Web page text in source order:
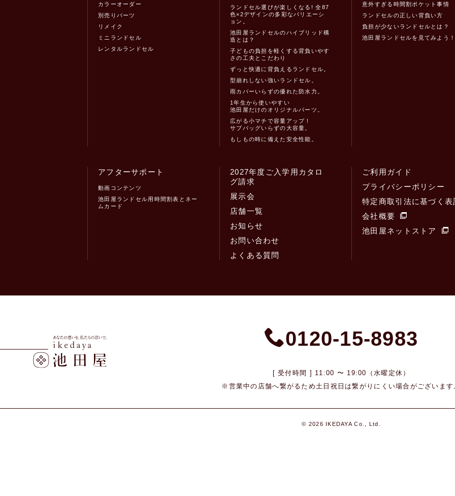
カラーオーダー
別売りパーツ
リメイク
ミニランドセル
レンタルランドセル
ランドセル選びが楽しくなる! 全87
色×2デザインの多彩なバリエーシ
ョン。
池田屋ランドセルのハイブリッド構
造とは？
子どもの負担を軽くする背負いやす
さの工夫とこだわり
ずっと快適に背負えるランドセル。
型崩れしない強いランドセル。
雨カバーいらずの優れた防水力。
1年生から使いやすい
池田屋だけのオリジナルパーツ。
広がる小マチで容量アップ！
サブバッグいらずの大容量。
もしもの時に備えた安全性能。
意外すぎる時間割ポケット事情
ランドセルの正しい背負い方
負担が少ないランドセルとは？
池田屋ランドセルを見てみよう
アフターサポート
動画コンテンツ
池田屋ランドセル用時間割表とネー
ムカード
2027年度ご入学用カタロ
グ請求
展示会
店舗一覧
お知らせ
お問い合わせ
よくある質問
ご利用ガイド
プライバシーポリシー
特定商取引法に基づく表
会社概要
池田屋ネットストア
0120-15-8983
[ 受付時間 ] 11:00 〜 19:00（水曜定休）
※営業中の店舗へ繋がるため 土日祝日は繋がりにくい場合がございます
© 2026 IKEDAYA Co., Ltd.